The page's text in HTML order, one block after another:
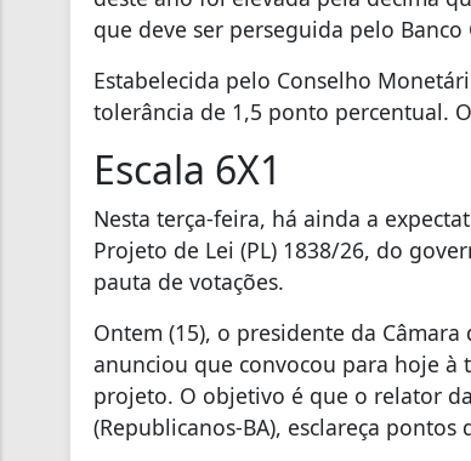
que deve ser perseguida pelo Banco
Estabelecida pelo Conselho
tolerância de 1,5 ponto percentual.
Escala 6X1
Nesta terça-feira, há ainda a
Projeto de Lei (PL) 1838/26, do
pauta de votações.
Ontem (15), o presidente da
anunciou que convocou para hoje
projeto. O objetivo é que o relator
(Republicanos-BA), esclareça pontos